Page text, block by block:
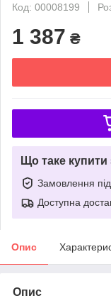
Код: 00008199
1 387 ₴
Що таке
Замовлення
Доступна
Опис
Опис